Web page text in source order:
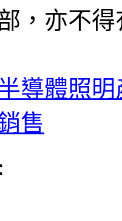
，亦不
導體照
售